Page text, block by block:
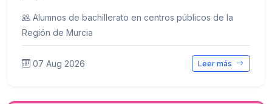
Alumnos de bachillerato en centros públicos de la
Región de Murcia
07 Aug 2026 Leer más